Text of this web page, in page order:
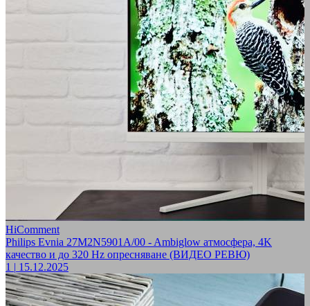
HiComment
Philips Evnia 27M2N5901A/00 - Ambiglow атмосфера, 4K
качество и до 320 Hz опресняване (ВИДЕО РЕВЮ)
1 | 15.12.2025